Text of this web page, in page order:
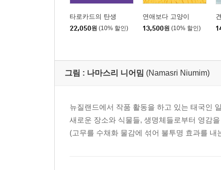
타로카드의 탄생
22,050원 (10% 할인)
연애보다 고양이
13,500원 (10% 할인)
그림 : 나마스리 니어밈 (Namasri Niumim)
뉴질랜드에서 작품 활동을 하고 있는 태국인
새로운 장소와 식물들, 생명체들로부터 영감
(고무를 수채화 물감에 섞어 불투명 효과를 내